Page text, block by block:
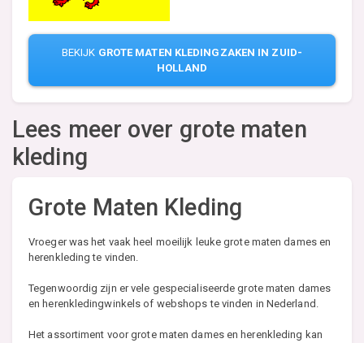
BEKIJK GROTE MATEN KLEDINGZAKEN IN ZUID-
HOLLAND
Lees meer over grote maten
kleding
Grote Maten Kleding
Vroeger was het vaak heel moeilijk leuke grote maten dames en
herenkleding te vinden.
Tegenwoordig zijn er vele gespecialiseerde grote maten dames
en herenkledingwinkels of webshops te vinden in Nederland.
Het assortiment voor grote maten dames en herenkleding kan